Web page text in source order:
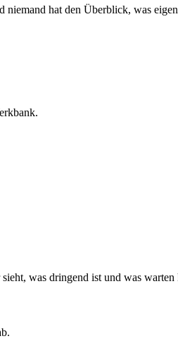
hat den Überblick, was
was dringend ist und was warten